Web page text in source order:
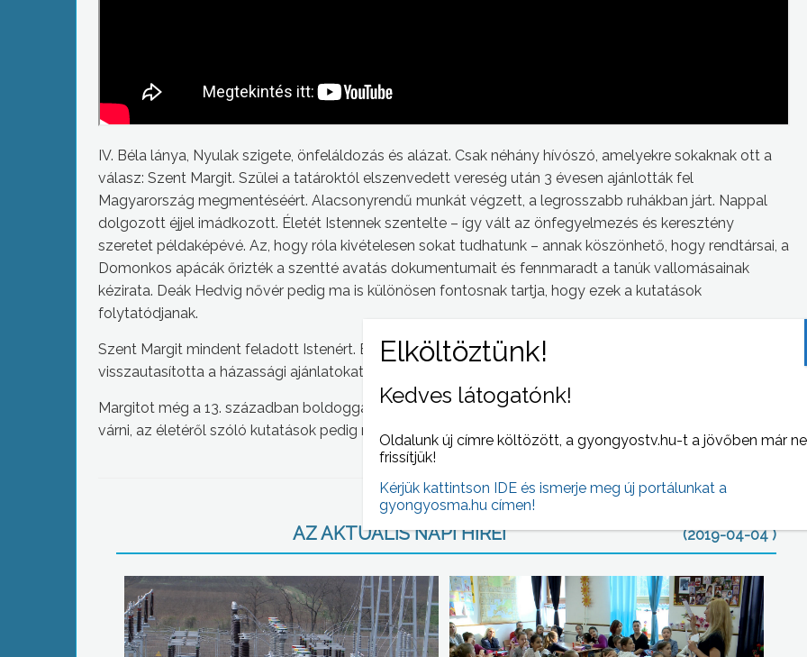
IV. Béla lánya, Nyulak szigete, önfeláldozás és alázat. Csak néhány hívószó, amelyekre sokaknak ott a
válasz: Szent Margit. Szülei a tatároktól elszenvedett vereség után 3 évesen ajánlották fel
Magyarország megmentéséért. Alacsonyrendű munkát végzett, a legrosszabb ruhákban járt. Nappal
dolgozott éjjel imádkozott. Életét Istennek szentelte – így vált az önfegyelmezés és keresztény
szeretet példaképévé. Az, hogy róla kivételesen sokat tudhatunk – annak köszönhető, hogy rendtársai, a
Domonkos apácák őrizték a szentté avatás dokumentumait és fennmaradt a tanúk vallomásainak
kézirata. Deák Hedvig nővér pedig ma is különösen fontosnak tartja, hogy ezek a kutatások
folytatódjanak.
Szent Margit mindent feladott Istenért. És bár szülei felmentették volna fogadalma alól, ő kitartott –
visszautasította a házassági ajánlatokat is, hogy bizonyítsa teljes odaadását és hivatástudatát.
Margitot még a 13. században boldoggá avatták, szentté avatására azonban egészen 1943-ig kellett
várni, az életéről szóló kutatások pedig még sem értek véget.
AZ AKTUÁLIS NAPI HÍREI (2019-04-04 )
Kedves látogatónk!
Oldalunk új címre költözött, a gyongyostv.hu-t a jövőben már
frissítjük!
Kérjük kattintson IDE és ismerje meg új portálunkat a
gyongyosma.hu címen!